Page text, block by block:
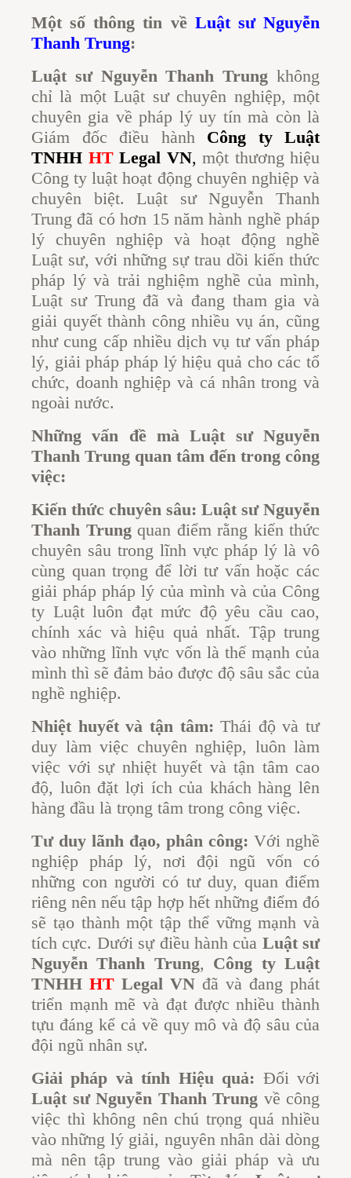
Một số thông tin về Luật sư Nguyễn
Thanh Trung:
Luật sư Nguyễn Thanh Trung không
chỉ là một Luật sư chuyên nghiệp, một
chuyên gia về pháp lý uy tín mà còn là
Giám đốc điều hành Công ty Luật
TNHH HT Legal VN, một thương hiệu
Công ty luật hoạt động chuyên nghiệp và
chuyên biệt. Luật sư Nguyễn Thanh
Trung đã có hơn 15 năm hành nghề pháp
lý chuyên nghiệp và hoạt động nghề
Luật sư, với những sự trau dồi kiến thức
pháp lý và trải nghiệm nghề của mình,
Luật sư Trung đã và đang tham gia và
giải quyết thành công nhiều vụ án, cũng
như cung cấp nhiều dịch vụ tư vấn pháp
lý, giải pháp pháp lý hiệu quả cho các tổ
chức, doanh nghiệp và cá nhân trong và
ngoài nước.
Những vấn đề mà Luật sư Nguyễn
Thanh Trung quan tâm đến trong công
việc:
Kiến thức chuyên sâu: Luật sư Nguyễn
Thanh Trung quan điểm rằng kiến thức
chuyên sâu trong lĩnh vực pháp lý là vô
cùng quan trọng để lời tư vấn hoặc các
giải pháp pháp lý của mình và của Công
ty Luật luôn đạt mức độ yêu cầu cao,
chính xác và hiệu quả nhất. Tập trung
vào những lĩnh vực vốn là thế mạnh của
mình thì sẽ đảm bảo được độ sâu sắc của
nghề nghiệp.
Nhiệt huyết và tận tâm: Thái độ và tư
duy làm việc chuyên nghiệp, luôn làm
việc với sự nhiệt huyết và tận tâm cao
độ, luôn đặt lợi ích của khách hàng lên
hàng đầu là trọng tâm trong công việc.
Tư duy lãnh đạo, phân công: Với nghề
nghiệp pháp lý, nơi đội ngũ vốn có
những con người có tư duy, quan điểm
riêng nên nếu tập hợp hết những điểm đó
sẽ tạo thành một tập thể vững mạnh và
tích cực. Dưới sự điều hành của Luật sư
Nguyễn Thanh Trung, Công ty Luật
TNHH HT Legal VN đã và đang phát
triển mạnh mẽ và đạt được nhiều thành
tựu đáng kể cả về quy mô và độ sâu của
đội ngũ nhân sự.
Giải pháp và tính Hiệu quả: Đối với
Luật sư Nguyễn Thanh Trung về công
việc thì không nên chú trọng quá nhiều
vào những lý giải, nguyên nhân dài dòng
mà nên tập trung vào giải pháp và ưu